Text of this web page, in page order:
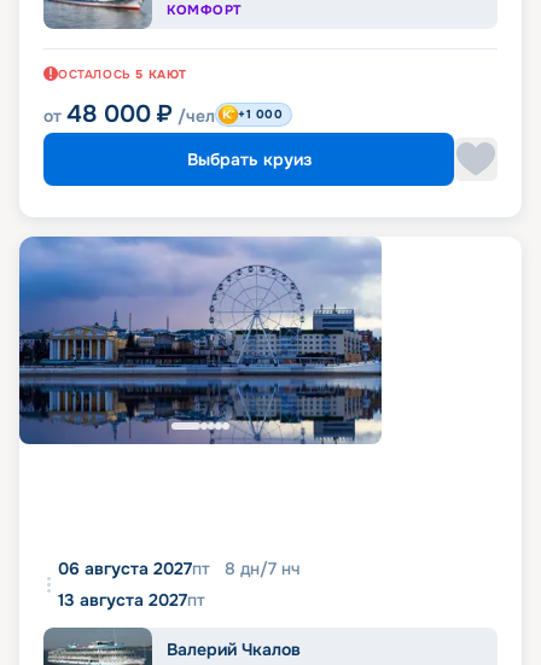
КОМФОРТ
ОСТАЛОСЬ 5 КАЮТ
от 48 000 ₽ /чел +1 000
Выбрать круиз
06 августа 2027пт 8 дн/7 нч
13 августа 2027пт
Валерий Чкалов